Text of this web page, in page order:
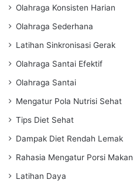
Olahraga Konsisten Harian
Olahraga Sederhana
Latihan Sinkronisasi Gerak
Olahraga Santai Efektif
Olahraga Santai
Mengatur Pola Nutrisi Sehat
Tips Diet Sehat
Dampak Diet Rendah Lemak
Rahasia Mengatur Porsi Makan
Latihan Daya